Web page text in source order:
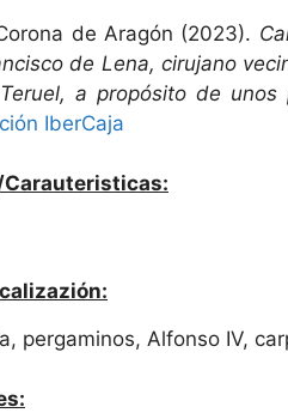
de Aragón (2023).
de Lena, cirujano
a propósito de unos
IberCaja
pergaminos, Alfonso IV,